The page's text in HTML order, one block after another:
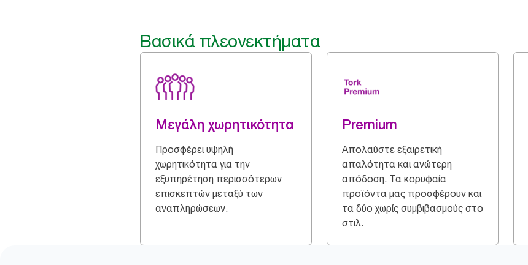
Βασικά πλεονεκτήματα
Μεγάλη χωρητικότητα
Προσφέρει υψηλή
χωρητικότητα για την
εξυπηρέτηση περισσότερων
επισκεπτών μεταξύ των
αναπληρώσεων.
Premium
Απολαύστε εξαιρετική
απαλότητα και ανώτερη
απόδοση. Τα κορυφαία
προϊόντα μας προσφέρουν και
τα δύο χωρίς συμβιβασμούς στο
στιλ.